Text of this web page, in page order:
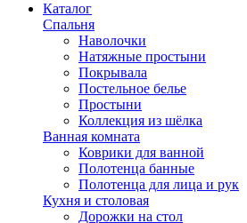
Каталог
Спальня
Наволочки
Натяжные простыни
Покрывала
Постельное белье
Простыни
Коллекция из шёлка
Ванная комната
Коврики для ванной
Полотенца банные
Полотенца для лица и рук
Кухня и столовая
Дорожки на стол